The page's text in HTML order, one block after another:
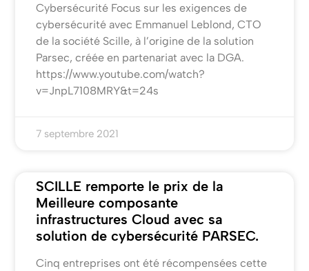
Cybersécurité Focus sur les exigences de
cybersécurité avec Emmanuel Leblond, CTO
de la société Scille, à l’origine de la solution
Parsec, créée en partenariat avec la DGA.
https://www.youtube.com/watch?
v=JnpL7108MRY&t=24s
7 septembre 2021
SCILLE remporte le prix de la
Meilleure composante
infrastructures Cloud avec sa
solution de cybersécurité PARSEC.
Cinq entreprises ont été récompensées cette